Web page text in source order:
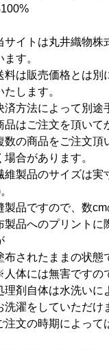
サイトは丸井織物
ます。
料は販売価格とは
たします。
済方法によって別途
品はご注文を頂いて
数の商品をご注文
場合があります。
維製品のサイズは
品ですので、数cm
製品へのプリント
されたままの状態
体には無害ですの
剤自体は水洗いに
濯をしていただけ
注文の時期によっ